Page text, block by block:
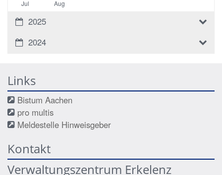
Jul
Aug
2025
2024
Links
Bistum Aachen
pro multis
Meldestelle Hinweisgeber
Kontakt
Verwaltungszentrum Erkelenz